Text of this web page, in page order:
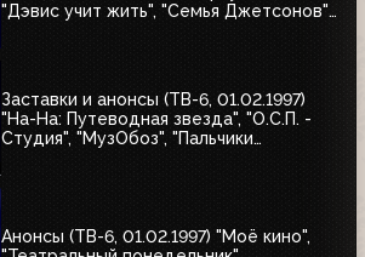
"Дэвис учит жить", "Семья Джетсонов",
Заставки и анонсы (ТВ-6, 01.02.1997)
"На-На: Путеводная звезда", "О.С.П. -
Студия", "МузОбоз", "Пальчики
Анонсы (ТВ-6, 01.02.1997) "Моё кино",